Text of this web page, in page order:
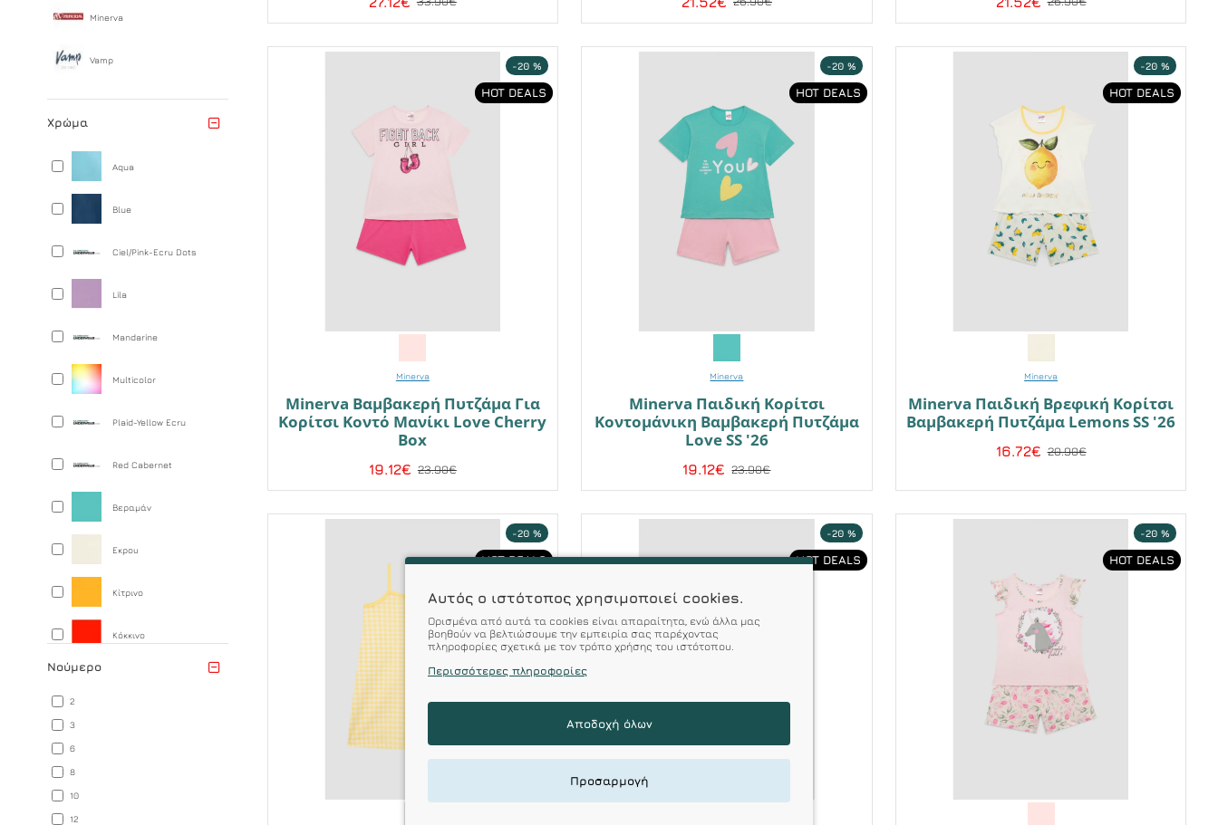
Minerva
Vamp
Χρώμα
Aqua
Blue
Ciel/Pink-Ecru Dots
Lila
Mandarine
Multicolor
Plaid-Yellow Ecru
Red Cabernet
Βεραμάν
Εκρου
Κίτρινο
Κόκκινο
Νούμερο
2
3
6
8
10
12
HOT DEALS
-20 %
Minerva
Minerva Βαμβακερή Πυτζάμα Για
Κορίτσι Κοντό Μανίκι Love Cherry
Box
19.12€ 23.90€
HOT DEALS
-20 %
Minerva
Minerva Παιδική Κορίτσι
Κοντομάνικη Βαμβακερή Πυτζάμα
Love SS '26
19.12€ 23.90€
HOT DEALS
-20 %
Minerva
Minerva Παιδική Βρεφική Κορίτσι
Βαμβακερή Πυτζάμα Lemons SS '26
16.72€ 20.90€
HOT DEALS
-20 %
HOT DEALS
-20 %
HOT DEALS
-20 %
Αυτός ο ιστότοπος χρησιμοποιεί cookies.
Ορισμένα από αυτά τα cookies είναι απαραίτητα, ενώ άλλα μας
βοηθούν να βελτιώσουμε την εμπειρία σας παρέχοντας
πληροφορίες σχετικά με τον τρόπο χρήσης του ιστότοπου.
Περισσότερες πληροφορίες
Αποδοχή όλων
Προσαρμογή